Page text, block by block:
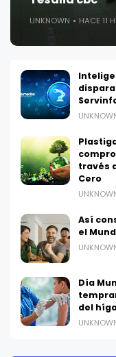
UNKNOWN HACE 11
través
Cero
Así
el
Día
del